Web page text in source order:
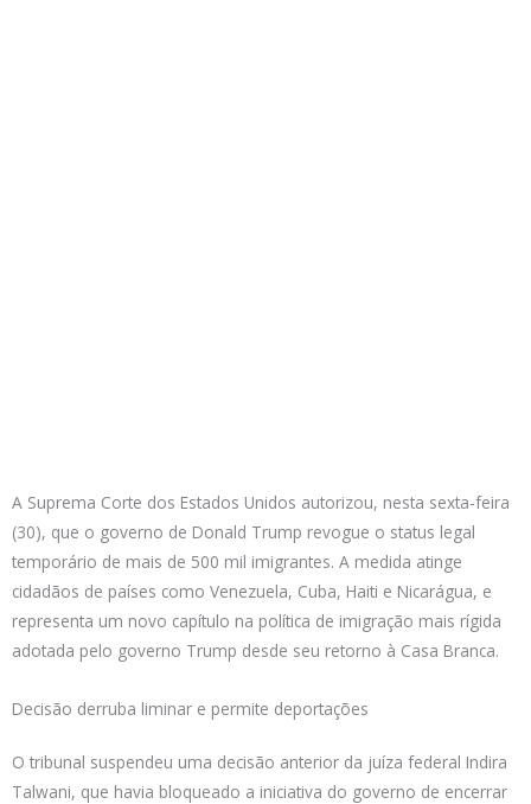
A Suprema Corte dos Estados Unidos autorizou, nesta sexta-feira
(30), que o governo de Donald Trump revogue o status legal
temporário de mais de 500 mil imigrantes. A medida atinge
cidadãos de países como Venezuela, Cuba, Haiti e Nicarágua, e
representa um novo capítulo na política de imigração mais rígida
adotada pelo governo Trump desde seu retorno à Casa Branca.
Decisão derruba liminar e permite deportações
O tribunal suspendeu uma decisão anterior da juíza federal Indira
Talwani, que havia bloqueado a iniciativa do governo de encerrar